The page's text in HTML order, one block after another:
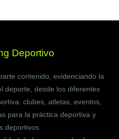
Deportivo
contenido, evidenciando la
deporte, desde los diferentes
clubes, atletas, eventos,
para la práctica deportiva y
deportivos.